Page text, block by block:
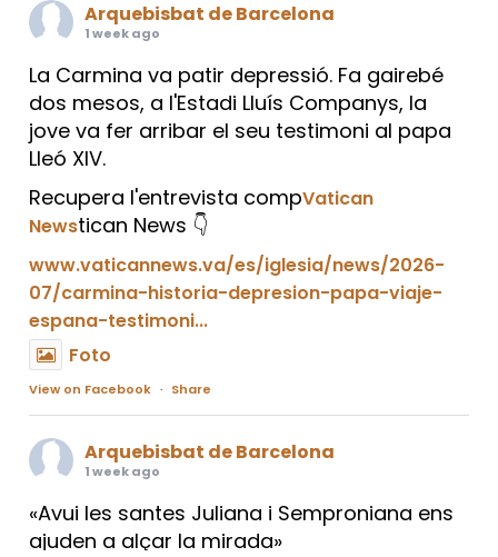
Arquebisbat de Barcelona
1 week ago
La Carmina va patir depressió. Fa gairebé
dos mesos, a l'Estadi Lluís Companys, la
jove va fer arribar el seu testimoni al papa
Lleó XIV.
Recupera l'entrevista compVatican
Newstican News 👇
www.vaticannews.va/es/iglesia/news/2026-
07/carmina-historia-depresion-papa-viaje-
espana-testimoni...
Foto
View on Facebook · Share
Arquebisbat de Barcelona
1 week ago
«Avui les santes Juliana i Semproniana ens
ajuden a alçar la mirada»